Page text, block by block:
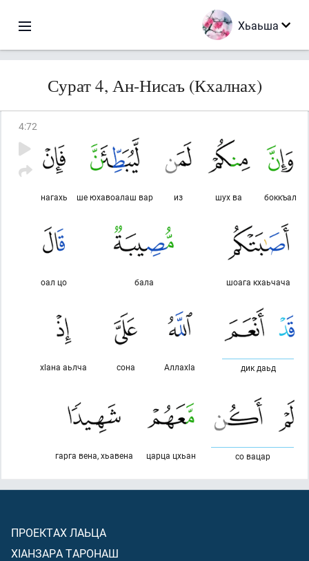
Хьаьша
Сурат 4, Ан-Нисаъ (Кхалнах)
4:72
боккъал
шух ва
из
ше юхавоалаш вар
нагахь
шоага кхаьчача
бала
оал цо
дик даьд
Аллахlа
сона
хlана аьлча
со вацар
царца цхьан
гарга вена, хьавена
ПРОЕКТАХ ЛАЬЦА
ХIАНЗАРА ТАРОНАШ